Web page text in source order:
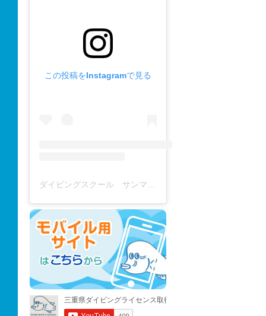
この投稿をInstagramで見る
ダイビングスクール サンマーレ / diving school(@diving_school_sanmare)がシェアした投稿